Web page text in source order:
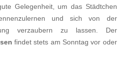
Gelegenheit, um das Städtchen
und sich von der
verzaubern zu lassen. Der
findet stets am Sonntag vor oder